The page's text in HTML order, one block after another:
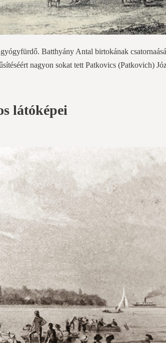
Batthyány Antal birtokának
nagyon sokat tett Patkovics (Patkovich)
látóképei